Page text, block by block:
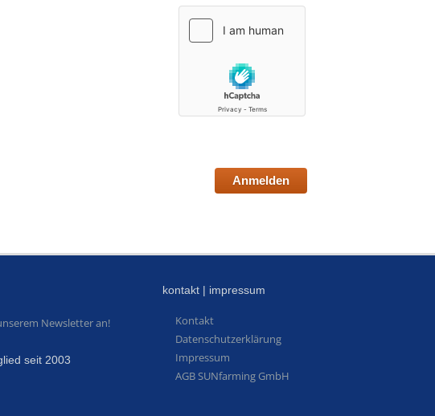
Anmelden
Newsletter an!
seit 2003
kontakt | impressum
Kontakt
Datenschutzerklärung
Impressum
AGB SUNfarming GmbH